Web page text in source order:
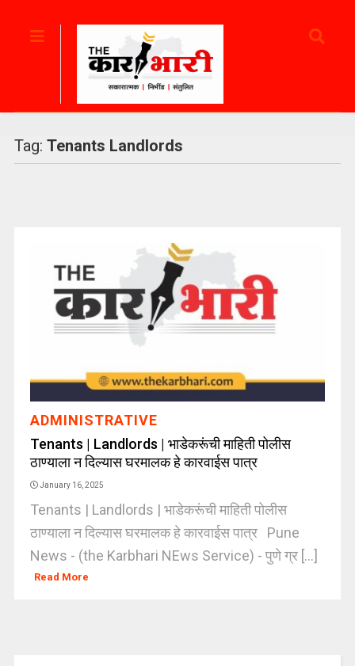
Tag: Tenants Landlords
ADMINISTRATIVE
Tenants | Landlords | भाडेकरूंची माहिती पोलीस
ठाण्याला न दिल्यास घरमालक हे कारवाईस पात्र
January 16, 2025
Tenants | Landlords | भाडेकरूंची माहिती पोलीस
ठाण्याला न दिल्यास घरमालक हे कारवाईस पात्र Pune
News - (the Karbhari NEws Service) - पुणे ग्र [...]
Read More